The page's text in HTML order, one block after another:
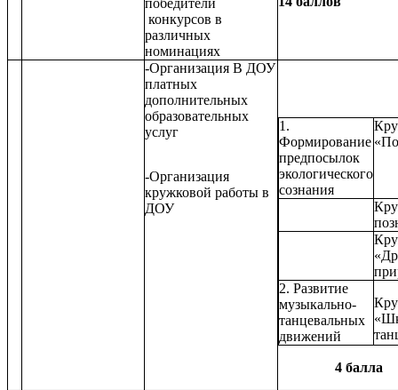
победители
конкурсов в
различных
номинациях
-Организация В ДОУ
платных
дополнительных
образовательных
услуг
-Организация
кружковой работы в
ДОУ
1.
Формирование
предпосылок
экологического
сознания
2. Развитие
музыкально-
танцевальных
движений
4 балла